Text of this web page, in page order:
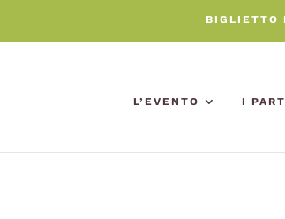
BIGLIETTO
L’EVENTO I